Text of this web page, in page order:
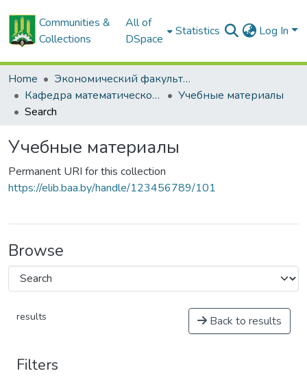
Communities &
Collections
All of
DSpace
Statistics Log In
Home
Экономический факультет
Кафедра математического моделирования экономических систем АПК
Учебные материалы
Search
Учебные материалы
Permanent URI for this collection
https://elib.baa.by/handle/123456789/101
Browse
results Back to results
Filters